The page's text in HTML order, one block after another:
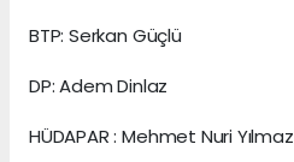
BTP: Serkan Güçlü
DP: Adem Dinlaz
HÜDAPAR : Mehmet Nuri Yılmaz